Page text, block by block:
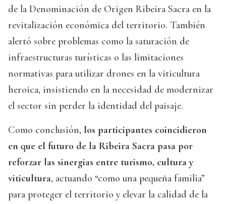
de la Denominación de Origen Ribeira Sacra en la
revitalización económica del territorio. También
alertó sobre problemas como la saturación de
infraestructuras turísticas o las limitaciones
normativas para utilizar drones en la viticultura
heroica, insistiendo en la necesidad de modernizar
el sector sin perder la identidad del paisaje.
Como conclusión, los participantes coincidieron
en que el futuro de la Ribeira Sacra pasa por
reforzar las sinergias entre turismo, cultura y
viticultura, actuando “como una pequeña familia”
para proteger el territorio y elevar la calidad de la